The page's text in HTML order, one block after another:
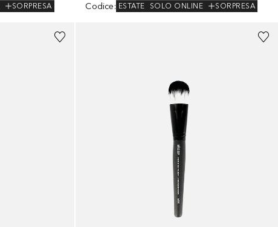
SORPRESA Codice: ESTATE SOLO ONLINE SORPRESA